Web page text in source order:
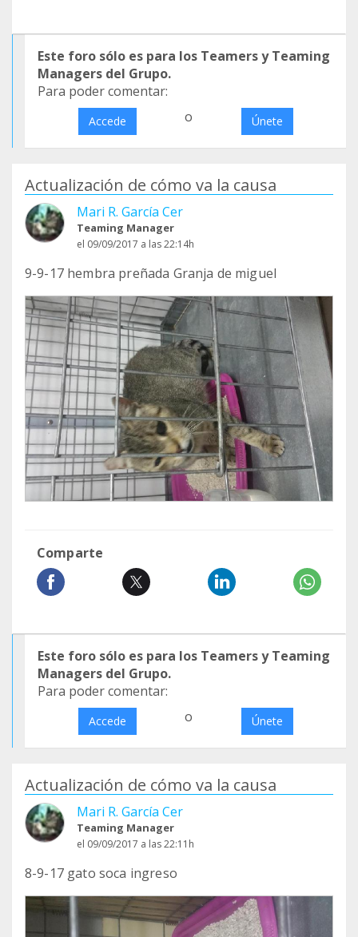
Este foro sólo es para los Teamers y Teaming
Managers del Grupo.
Para poder comentar:
Accede o Únete
Actualización de cómo va la causa
Mari R. García Cer
Teaming Manager
el 09/09/2017 a las 22:14h
9-9-17 hembra preñada Granja de miguel
Comparte
Este foro sólo es para los Teamers y Teaming
Managers del Grupo.
Para poder comentar:
Accede o Únete
Actualización de cómo va la causa
Mari R. García Cer
Teaming Manager
el 09/09/2017 a las 22:11h
8-9-17 gato soca ingreso